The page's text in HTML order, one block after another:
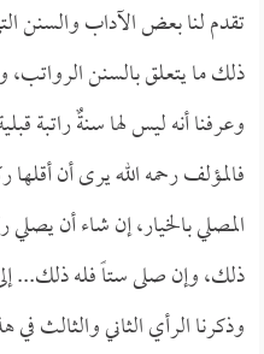
تقدم لنا بعض الآداب والسنن
ذلك ما يتعلق بالسنن
وعرفنا أنه ليس لها سنةٌ راتبة
فالمؤلف رحمه الله يرى أن
المصلي بالخيار، إن شاء أن
ذلك، وإن صلى ستاً فله ذلك...
وذكرنا الرأي الثاني والثالث في